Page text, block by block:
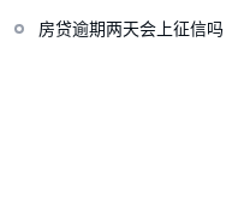
房贷逾期两天会上征信吗